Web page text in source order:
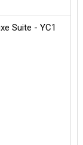
Suite - YC1